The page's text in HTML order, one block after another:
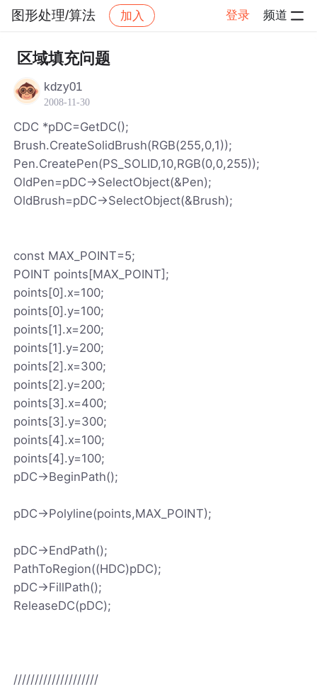
图形处理/算法 加入 登录 频道
社区 图形处理/算法
区域填充问题
kdzy01
2008-11-30
CDC *pDC=GetDC();
Brush.CreateSolidBrush(RGB(255,0,1));
Pen.CreatePen(PS_SOLID,10,RGB(0,0,255));
OldPen=pDC->SelectObject(&Pen);
OldBrush=pDC->SelectObject(&Brush);
const MAX_POINT=5;
POINT points[MAX_POINT];
points[0].x=100;
points[0].y=100;
points[1].x=200;
points[1].y=200;
points[2].x=300;
points[2].y=200;
points[3].x=400;
points[3].y=300;
points[4].x=100;
points[4].y=100;
pDC->BeginPath();
pDC->Polyline(points,MAX_POINT);
pDC->EndPath();
PathToRegion((HDC)pDC);
pDC->FillPath();
ReleaseDC(pDC);
////////////////////